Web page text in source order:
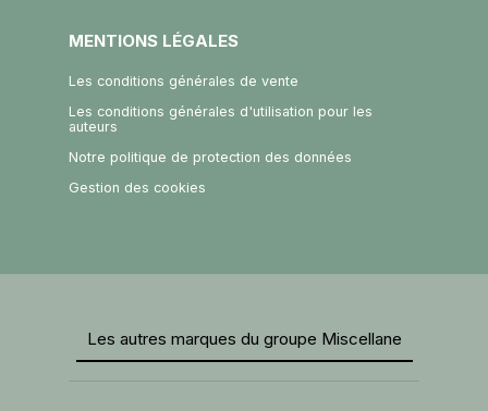
MENTIONS LÉGALES
Les conditions générales de vente
Les conditions générales d'utilisation pour les
auteurs
Notre politique de protection des données
Gestion des cookies
Les autres marques du groupe Miscellane